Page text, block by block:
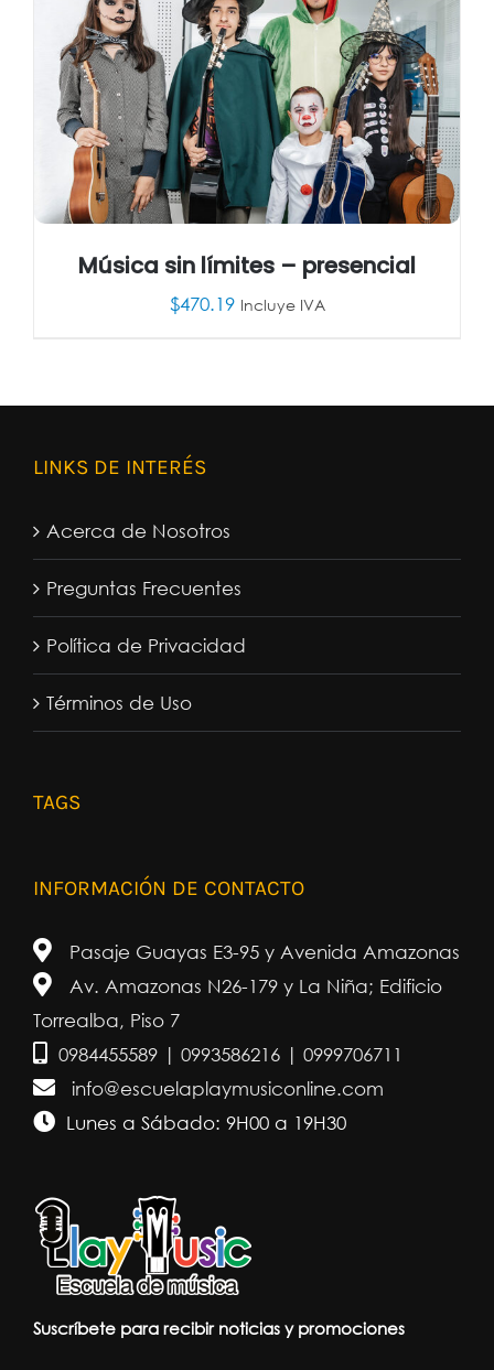
Música sin límites – presencial
$470.19 Incluye IVA
LINKS DE INTERÉS
Acerca de Nosotros
Preguntas Frecuentes
Política de Privacidad
Términos de Uso
TAGS
INFORMACIÓN DE CONTACTO
Pasaje Guayas E3-95 y Avenida Amazonas
Av. Amazonas N26-179 y La Niña; Edificio
Torrealba, Piso 7
0984455589 | 0993586216 | 0999706711
info@escuelaplaymusiconline.com
Lunes a Sábado: 9H00 a 19H30
Suscríbete para recibir noticias y promociones